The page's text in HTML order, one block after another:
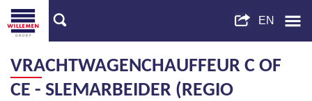
VRACHTWAGENCHAUFFEUR C OF
CE - SLEMARBEIDER (REGIO